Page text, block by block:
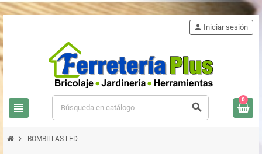
view_headline search
person Iniciar sesión
0
chevron_right BOMBILLAS LED